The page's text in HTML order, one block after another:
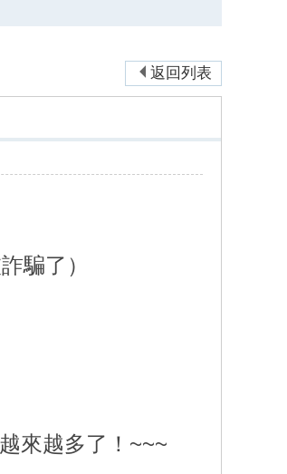
返回列表
騙了）
來越多了！~~~